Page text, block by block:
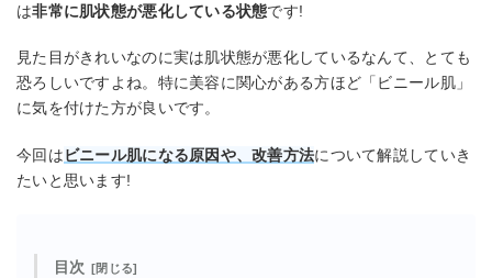
は非常に肌状態が悪化している状態です!
見た目がきれいなのに実は肌状態が悪化しているなんて、とても
恐ろしいですよね。特に美容に関心がある方ほど「ビニール肌」
に気を付けた方が良いです。
今回はビニール肌になる原因や、改善方法について解説していき
たいと思います!
目次